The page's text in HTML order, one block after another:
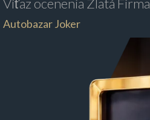
Víťaz ocenenia Zlatá Firma
Autobazar Joker